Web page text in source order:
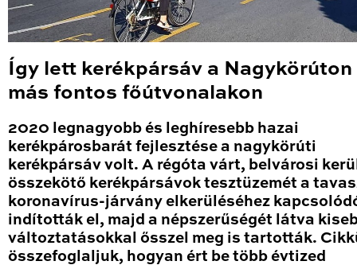
Így lett kerékpársáv a Nagykörúton
más fontos főútvonalakon
2020 legnagyobb és leghíresebb hazai
kerékpárosbarát fejlesztése a nagykörúti
kerékpársáv volt. A régóta várt, belvárosi
összekötő kerékpársávok tesztüzemét a
koronavírus-járvány elkerüléséhez
indították el, majd a népszerűségét látva
változtatásokkal ősszel meg is tartották.
összefoglaljuk, hogyan ért be több évtized